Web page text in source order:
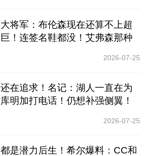
大将军：布伦森现在还算不上超
巨！连签名鞋都没！艾弗森那种
2026-07-25
还在追求！名记：湖人一直在为
库明加打电话！仍想补强侧翼！
2026-07-25
都是潜力后生！希尔爆料：CC和